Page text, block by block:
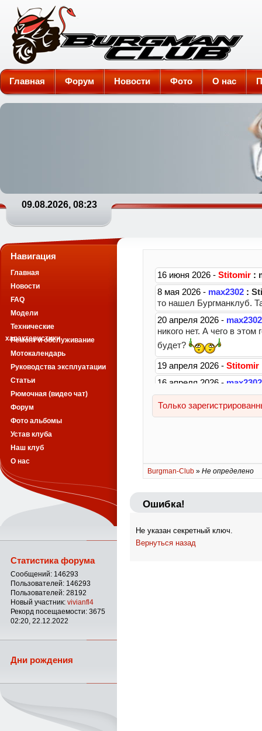
Burgman-Club
Главная Форум Новости Фото О нас
09.08.2026, 08:23
Burgman-Club » Не определено
Ошибка!
Не указан секретный ключ.
Вернуться назад
Навигация
Главная
Новости
FAQ
Модели
Технические
характеристики
Ремонт и обслуживание
Мотокалендарь
Руководства эксплуатации
Статьи
Рюмочная (видео чат)
Форум
Фото альбомы
Устав клуба
Наш клуб
О нас
Статистика форума
Сообщений: 146293
Пользователей: 146293
Пользователей: 28192
Новый участник: vivianfl4
Рекорд посещаемости: 3675
02:20, 22.12.2022
Дни рождения